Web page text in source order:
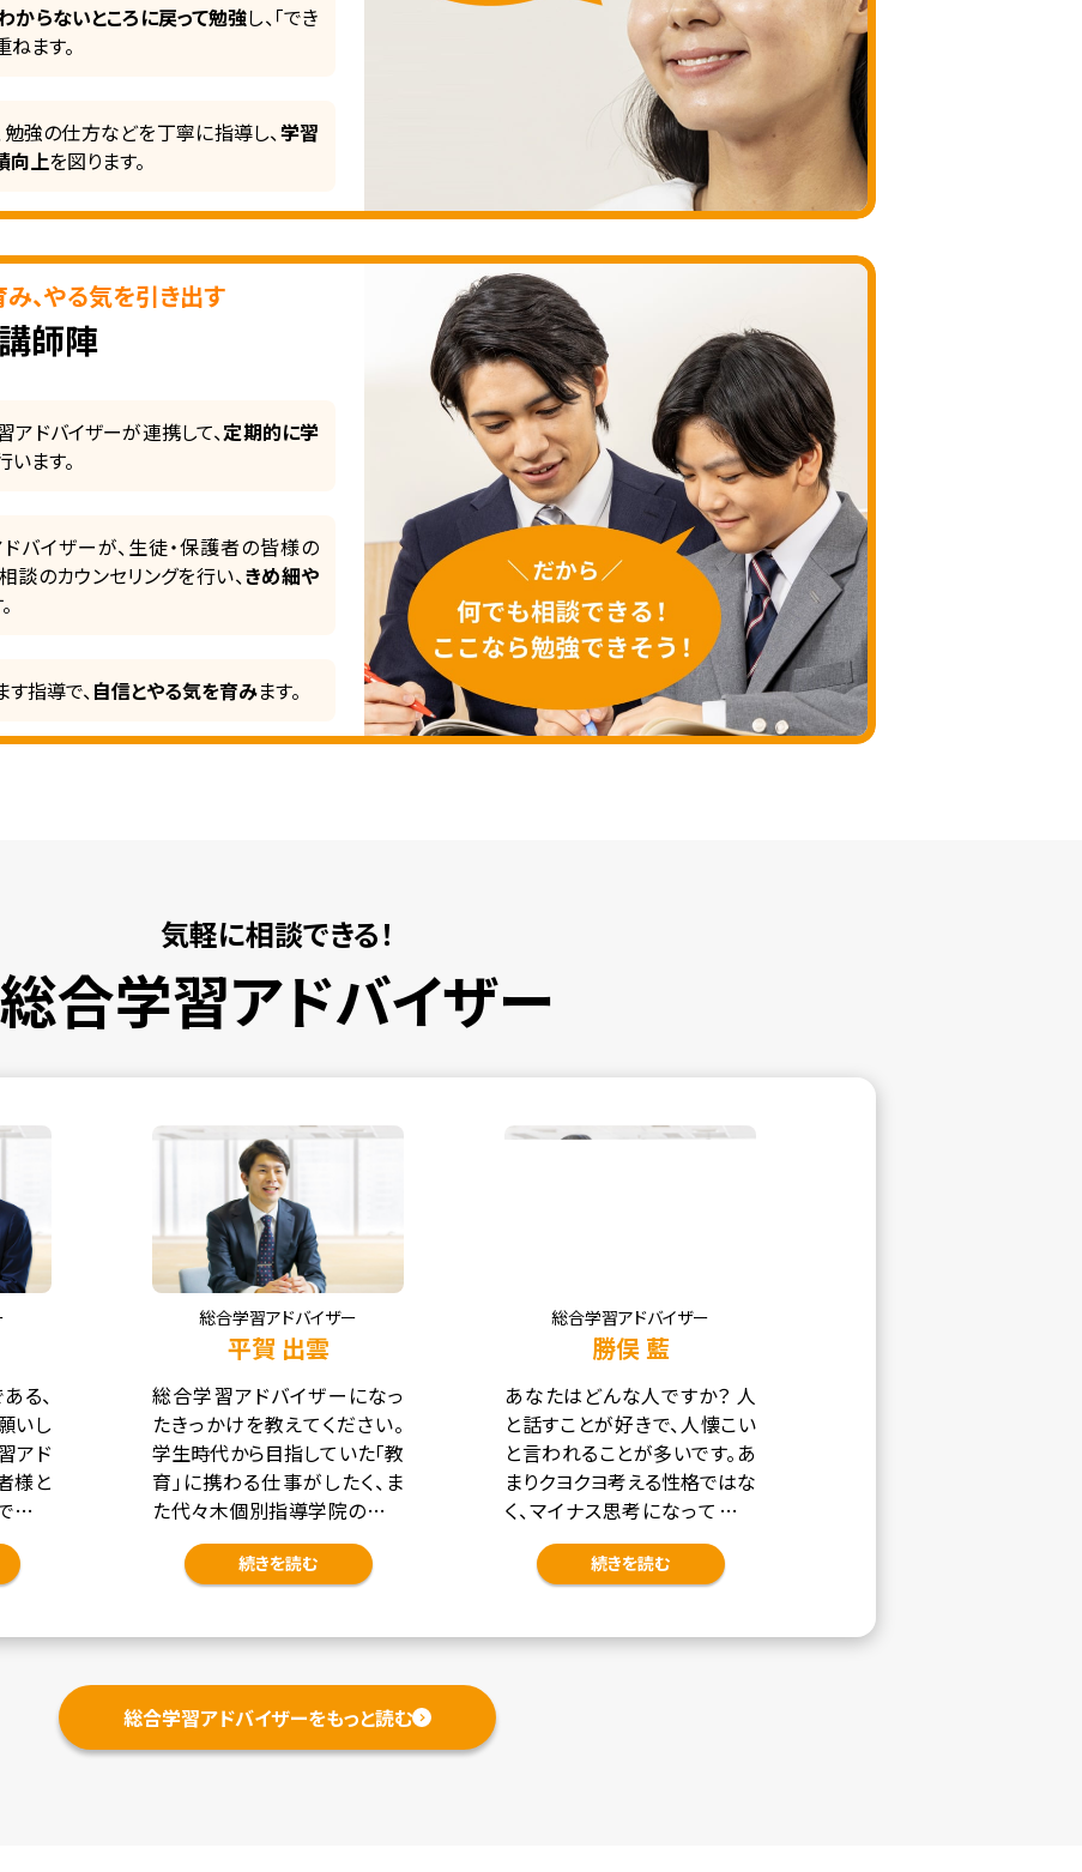
からないところに戻って勉強し、「でき
ねます。
強の仕方などを丁寧に指導し、学習
向上を図ります。
、やる気を引き出す
師陣
ドバイザーが連携して、定期的に学
います。
バイザーが、生徒・保護者の皆様の
のカウンセリングを行い、きめ細や
す指導で、自信とやる気を育みます。
気軽に相談できる！
総合学習アドバイザー
る、
いし
アド
様と
々
プラ
し
総合学習アドバイザー
平賀 出雲
総合学習アドバイザーになっ
たきっかけを教えてください。
学生時代から目指していた「教
育」に携わる仕事がしたく、ま
た代々木個別指導学院の人を
大事にする温かく熱い雰囲気
に魅かれて、総合学習アドバイ
ザーになりました。 私自身、
続きを読む
総合学習アドバイザー
勝俣 藍
あなたはどんな人ですか？ 人
と話すことが好きで、人懐こい
と言われることが多いです。あ
まりクヨクヨ考える性格ではな
く、マイナス思考になっても良
いことがないので、物事をポジ
ティブに捉えるようにしていま
す。 甘いものが好きなの […]
続きを読む
総合学習アドバイザーをもっと読む